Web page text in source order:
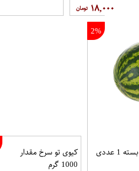
۱۸,۰۰۰
2%
کیوی تو سرخ مقدار
1000 گرم